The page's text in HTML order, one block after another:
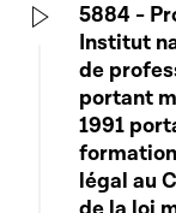
5884 -
Institut
de
portant
1991
légal au